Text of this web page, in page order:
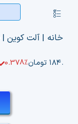
content
کنترلر
صفحه‌بندی
صفحه اصلی
بازار ارزها
خانه | آلت کوین|
تومان 0.378%